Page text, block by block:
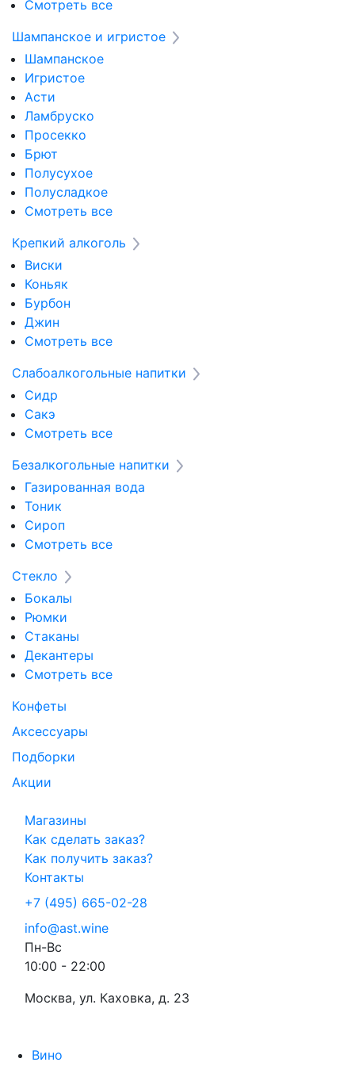
Смотреть все
Шампанское и игристое
Шампанское
Игристое
Асти
Ламбруско
Просекко
Брют
Полусухое
Полусладкое
Смотреть все
Крепкий алкоголь
Виски
Коньяк
Бурбон
Джин
Смотреть все
Слабоалкогольные напитки
Сидр
Сакэ
Смотреть все
Безалкогольные напитки
Газированная вода
Тоник
Сироп
Смотреть все
Стекло
Бокалы
Рюмки
Стаканы
Декантеры
Смотреть все
Конфеты
Аксессуары
Подборки
Акции
Магазины
Как сделать заказ?
Как получить заказ?
Контакты
+7 (495) 665-02-28
info@ast.wine
Пн-Вс
10:00 - 22:00
Москва, ул. Каховка, д. 23
Вино